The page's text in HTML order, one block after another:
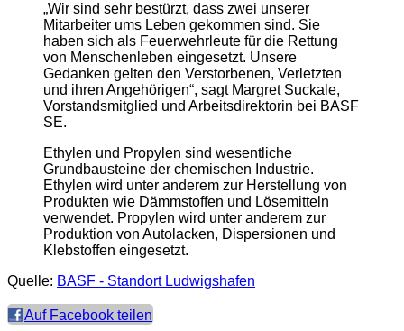
„Wir sind sehr bestürzt, dass zwei unserer
Mitarbeiter ums Leben gekommen sind. Sie
haben sich als Feuerwehrleute für die Rettung
von Menschenleben eingesetzt. Unsere
Gedanken gelten den Verstorbenen, Verletzten
und ihren Angehörigen“, sagt Margret Suckale,
Vorstandsmitglied und Arbeitsdirektorin bei BASF
SE.
Ethylen und Propylen sind wesentliche
Grundbausteine der chemischen Industrie.
Ethylen wird unter anderem zur Herstellung von
Produkten wie Dämmstoffen und Lösemitteln
verwendet. Propylen wird unter anderem zur
Produktion von Autolacken, Dispersionen und
Klebstoffen eingesetzt.
Quelle: BASF - Standort Ludwigshafen
Auf Facebook teilen